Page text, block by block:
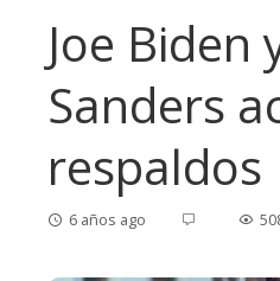
Joe Biden
Sanders
respaldos
6 años ago